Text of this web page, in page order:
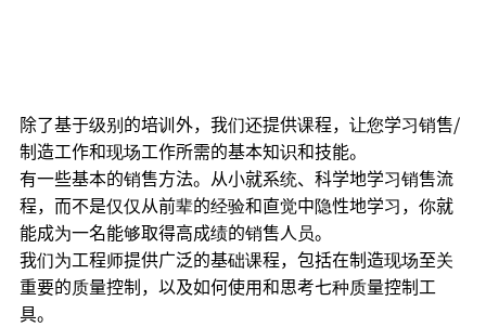
除了基于级别的培训外，我们还提供课程，让您学习销售/
制造工作和现场工作所需的基本知识和技能。
有一些基本的销售方法。从小就系统、科学地学习销售流
程，而不是仅仅从前辈的经验和直觉中隐性地学习，你就
能成为一名能够取得高成绩的销售人员。
我们为工程师提供广泛的基础课程，包括在制造现场至关
重要的质量控制，以及如何使用和思考七种质量控制工
具。